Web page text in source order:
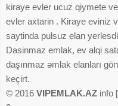
yaxınlıqda marketlər,
olur. Bu, kirayəçilərə vaxt və
təmin edir. Yeni bina kirayə
abadlaşdırılması, uşaqlar
avtodayanacaqlar da əlavə
sürətli və səssiz işləyir,
yeni texnologiyalarla idarə
kiraye evler ucuz qiymete
evler axtarin . Kiraye eviniz
saytinda pulsuz elan
Dasinmaz emlak, ev alqi
daşınmaz əmlak elanları
keçirt.
© 2016 VIPEMLAK.AZ info